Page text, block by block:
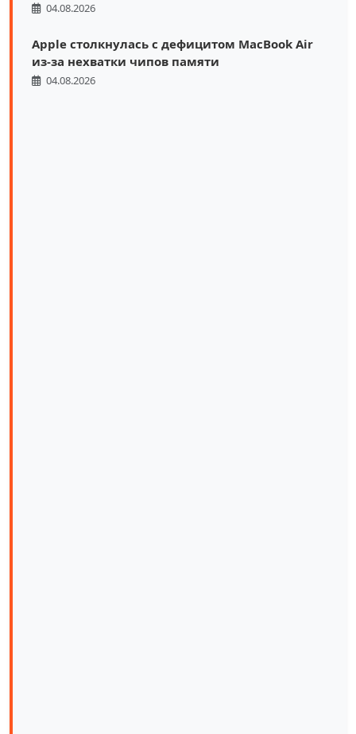
04.08.2026
Apple столкнулась с дефицитом MacBook Air
из-за нехватки чипов памяти
04.08.2026